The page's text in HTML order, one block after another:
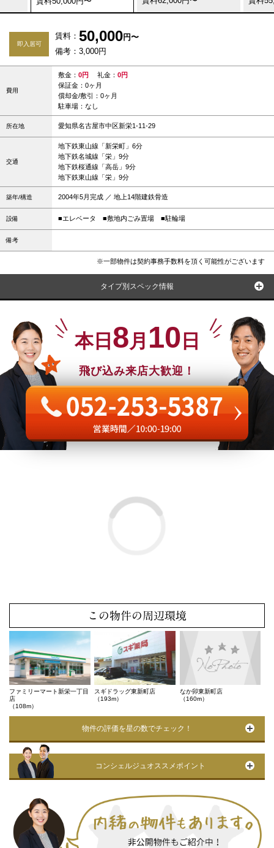
即入居可
賃料： 50,000円〜
備考：3,000円
費用
敷金： 0円 礼金： 0円
保証金：0ヶ月
償却金/敷引：0ヶ月
駐車場：なし
所在地 愛知県名古屋市中区新栄1-11-29
交通
地下鉄東山線「新栄町」6分
地下鉄名城線「栄」9分
地下鉄桜通線「高岳」9分
地下鉄東山線「栄」9分
築年/構造 2004年5月完成 ／ 地上14階建鉄骨造
設備 ■エレベータ ■敷地内ごみ置場 ■駐輪場
備考
※一部物件は契約事務手数料を頂く可能性がございます
タイプ別スペック情報
本日 8月 10 日
飛び込み来店大歓迎！
この物件の周辺環境
ファミリーマート新栄一丁目
店
（108m）
スギドラッグ東新町店
（193m）
なか卯東新町店
（160m）
物件の評価を星の数でチェック！
コンシェルジュオススメポイント